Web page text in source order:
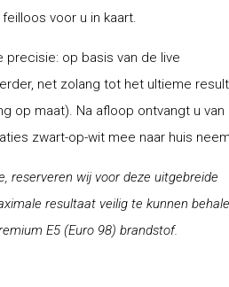
voor u in kaart.
op basis van de live
net zolang tot het ultieme
op maat). Na afloop ontvangt u van
zwart-op-wit mee naar huis
reserveren wij voor deze uitgebreide
resultaat veilig te kunnen
E5 (Euro 98) brandstof.